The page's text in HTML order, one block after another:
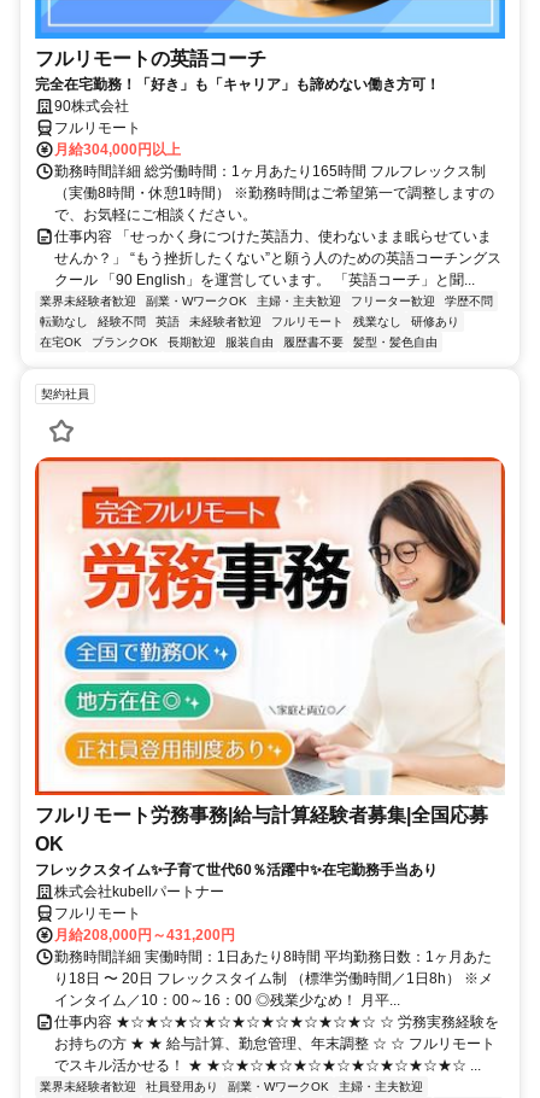
フルリモートの英語コーチ
完全在宅勤務！「好き」も「キャリア」も諦めない働き方可！
90株式会社
フルリモート
月給304,000円以上
勤務時間詳細 総労働時間：1ヶ月あたり165時間 フルフレックス制
（実働8時間・休憩1時間） ※勤務時間はご希望第一で調整しますの
で、お気軽にご相談ください。
仕事内容 「せっかく身につけた英語力、使わないまま眠らせていま
せんか？」 “もう挫折したくない”と願う人のための英語コーチングス
クール 「90 English」を運営しています。 「英語コーチ」と聞...
業界未経験者歓迎 副業・WワークOK 主婦・主夫歓迎 フリーター歓迎
学歴不問
転勤なし
経験不問 英語 未経験者歓迎 フルリモート 残業なし
研修あり
在宅OK
ブランクOK 長期歓迎 服装自由 履歴書不要 髪型・髪色自由
契約社員
フルリモート労務事務|給与計算経験者募集|全国応募
OK
フレックスタイム✨子育て世代60％活躍中✨在宅勤務手当あり
株式会社kubellパートナー
フルリモート
月給208,000円～431,200円
勤務時間詳細 実働時間：1日あたり8時間 平均勤務日数：1ヶ月あた
り18日 〜 20日 フレックスタイム制 （標準労働時間／1日8h） ※メ
インタイム／10：00～16：00 ◎残業少なめ！ 月平...
仕事内容 ★☆★☆★☆★☆★☆★☆★☆★☆★☆ ☆ 労務実務経験を
お持ちの方 ★ ★ 給与計算、勤怠管理、年末調整 ☆ ☆ フルリモート
でスキル活かせる！ ★ ★☆★☆★☆★☆★☆★☆★☆★☆★☆ ...
業界未経験者歓迎 社員登用あり 副業・WワークOK
主婦・主夫歓迎